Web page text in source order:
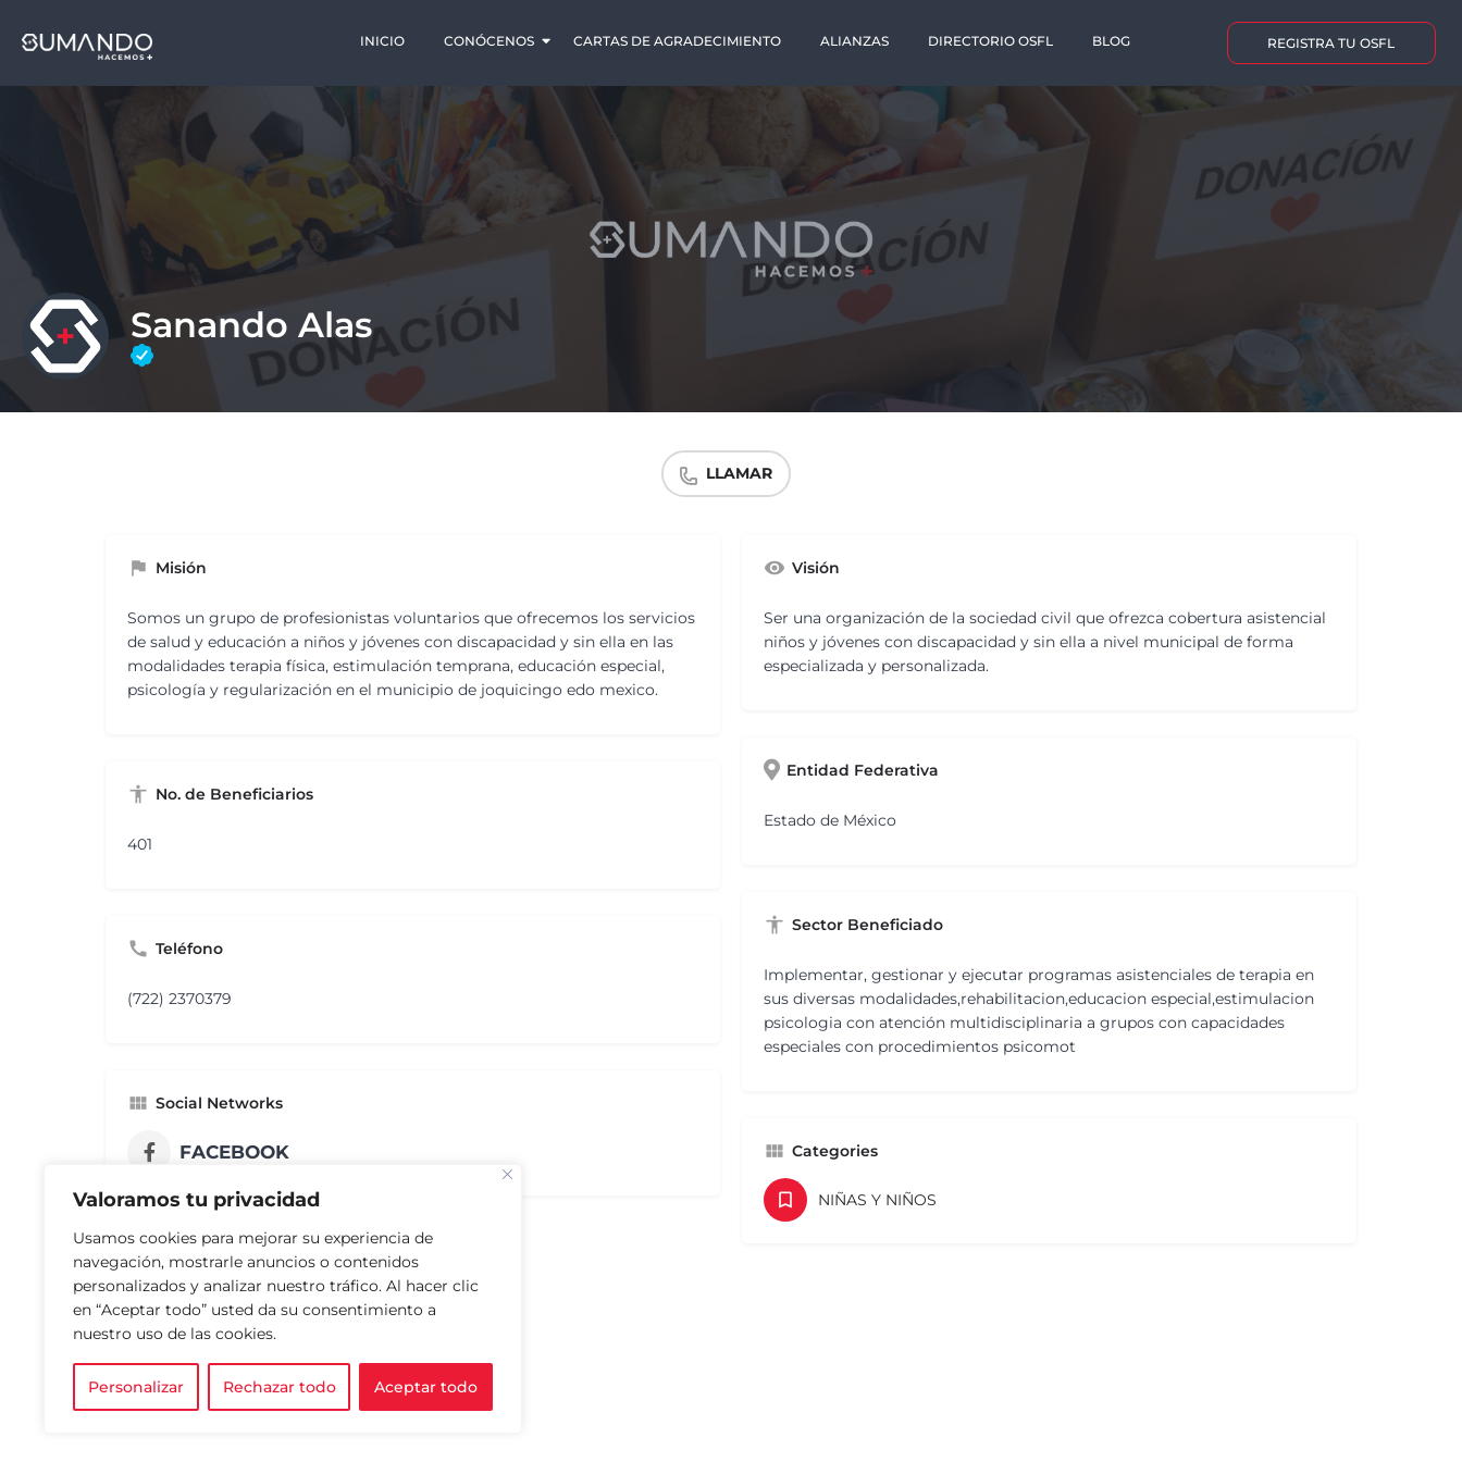
Valoramos tu privacidad
Usamos cookies para mejorar su experiencia de
navegación, mostrarle anuncios o contenidos
personalizados y analizar nuestro tráfico. Al hacer clic
en “Aceptar todo” usted da su consentimiento a
nuestro uso de las cookies.
Personalizar Rechazar todo Aceptar todo
INICIO CONÓCENOS CARTAS DE AGRADECIMIENTO ALIANZAS DIRECTORIO OSFL BLOG REGISTRA TU OSFL
Sanando Alas
LLAMAR
Misión
Somos un grupo de profesionistas voluntarios que ofrecemos los servicios
de salud y educación a niños y jóvenes con discapacidad y sin ella en las
modalidades terapia física, estimulación temprana, educación especial,
psicología y regularización en el municipio de joquicingo edo mexico.
Visión
Ser una organización de la sociedad civil que ofrezca cobertura asistencial
niños y jóvenes con discapacidad y sin ella a nivel municipal de forma
especializada y personalizada.
Entidad Federativa
Estado de México
No. de Beneficiarios
401
Sector Beneficiado
Implementar, gestionar y ejecutar programas asistenciales de terapia en
sus diversas modalidades,rehabilitacion,educacion especial,estimulacion
psicologia con atención multidisciplinaria a grupos con capacidades
especiales con procedimientos psicomot
Teléfono
(722) 2370379
Social Networks
FACEBOOK Categories
NIÑAS Y NIÑOS